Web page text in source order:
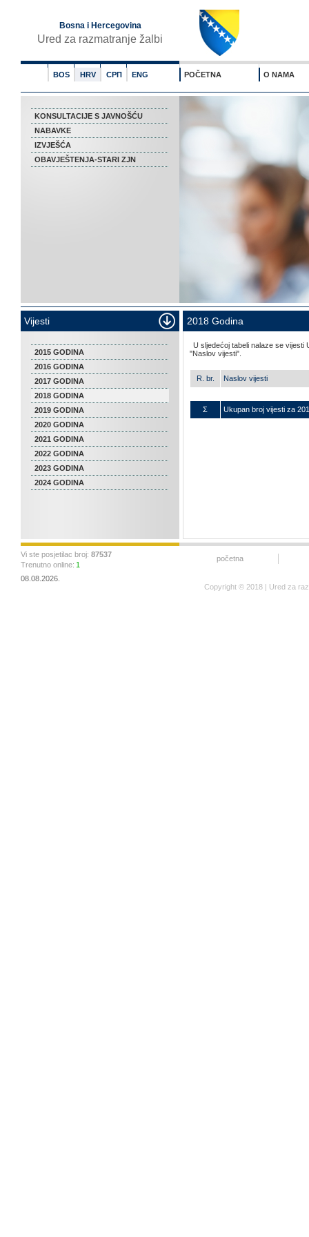
Bosna i Hercegovina
Ured za razmatranje žalbi
BOS HRV СРП ENG POČETNA O NAMA
KONSULTACIJE S JAVNOŠĆU
NABAVKE
IZVJEŠĆA
OBAVJEŠTENJA-STARI ZJN
Vijesti
2015 GODINA
2016 GODINA
2017 GODINA
2018 GODINA
2019 GODINA
2020 GODINA
2021 GODINA
2022 GODINA
2023 GODINA
2024 GODINA
2018 Godina
U sljedećoj tabeli nalaze se vijesti
"Naslov vijesti".
R. br. Naslov vijesti
Σ Ukupan broj vijesti za
Vi ste posjetilac broj: 87537
Trenutno online: 1
08.08.2026.
početna
Copyright © 2018 | Ured za